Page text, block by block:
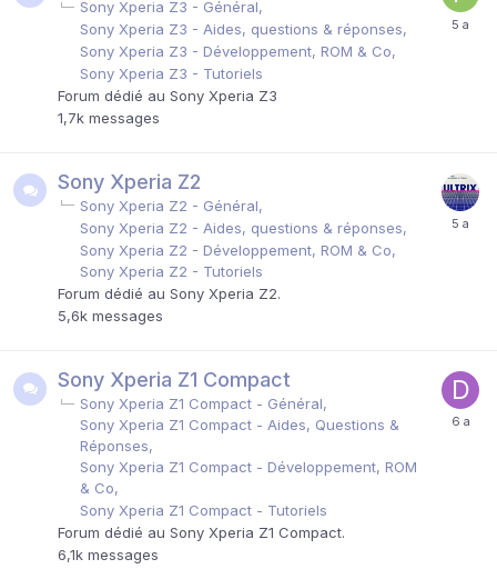
Sony Xperia Z3 - Général
Sony Xperia Z3 - Aides, questions & réponses
Sony Xperia Z3 - Développement, ROM & Co
Sony Xperia Z3 - Tutoriels
Forum dédié au Sony Xperia Z3
1,7k messages
Sony Xperia Z2
Sony Xperia Z2 - Général
Sony Xperia Z2 - Aides, questions & réponses
Sony Xperia Z2 - Développement, ROM & Co
Sony Xperia Z2 - Tutoriels
Forum dédié au Sony Xperia Z2.
5,6k messages
Sony Xperia Z1 Compact
Sony Xperia Z1 Compact - Général
Sony Xperia Z1 Compact - Aides, Questions &
Réponses
Sony Xperia Z1 Compact - Développement, ROM
& Co
Sony Xperia Z1 Compact - Tutoriels
Forum dédié au Sony Xperia Z1 Compact.
6,1k messages